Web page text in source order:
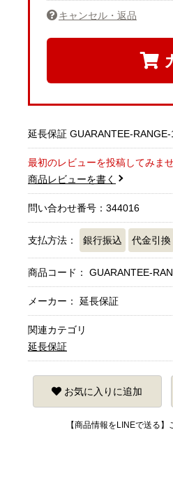
キャンセル・返品
延長保証 GUARANTEE-
最初のレビューを投稿してみま
商品レビューを書く
問い合わせ番号：344016
支払方法： 銀行振込 代金引換
商品コード： GUARANTEE-
メーカー： 延長保証
関連カテゴリ
延長保証
お気に入りに追加
【商品情報をLINEで送る